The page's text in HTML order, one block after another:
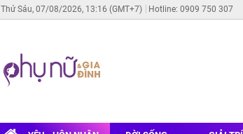
Thứ Sáu, 07/08/2026, 13:16 (GMT+7) Hotline: 0909 750 307